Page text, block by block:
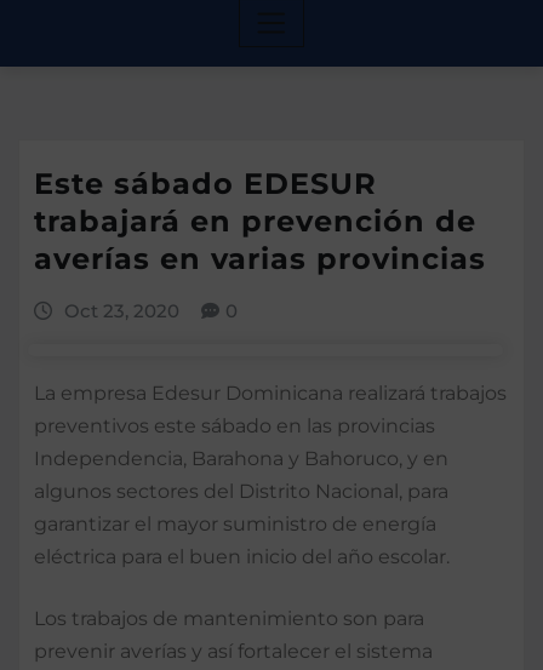
Este sábado EDESUR
trabajará en prevención de
averías en varias provincias
Oct 23, 2020 0
La empresa Edesur Dominicana realizará trabajos
preventivos este sábado en las provincias
Independencia, Barahona y Bahoruco, y en
algunos sectores del Distrito Nacional, para
garantizar el mayor suministro de energía
eléctrica para el buen inicio del año escolar.
Los trabajos de mantenimiento son para
prevenir averías y así fortalecer el sistema